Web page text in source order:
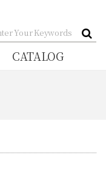
CATALOG